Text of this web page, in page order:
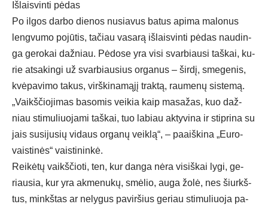
Iš­lais­vin­ti pė­das
Po il­gos dar­bo die­nos nu­sia­vus ba­tus api­ma ma­lo­nus
leng­vu­mo po­jū­tis, ta­čiau va­sa­rą iš­lais­vin­ti pė­das nau­din­
ga ge­ro­kai daž­niau. Pė­do­se yra vi­si svar­biau­si taš­kai, ku­
rie at­sa­kin­gi už svar­biau­sius or­ga­nus – šir­dį, sme­ge­nis,
kvė­pa­vi­mo ta­kus, virš­ki­na­mą­jį trak­tą, rau­me­nų sis­te­mą.
„Vaikš­čio­ji­mas ba­so­mis vei­kia kaip ma­sa­žas, kuo daž­
niau sti­mu­liuo­ja­mi taš­kai, tuo la­biau ak­ty­vi­na ir stip­ri­na su
jais su­si­ju­sių vi­daus or­ga­nų veik­lą“, – paaiš­ki­na „Eu­ro­
vais­ti­nės“ vais­ti­nin­kė.
Rei­kė­tų vaikš­čio­ti, ten, kur dan­ga nė­ra vi­siš­kai ly­gi, ge­
riau­sia, kur yra ak­me­nu­kų, smė­lio, au­ga žo­lė, nes šiurkš­
tus, minkš­tas ar ne­ly­gus pa­vir­šius ge­riau sti­mu­liuo­ja pa­